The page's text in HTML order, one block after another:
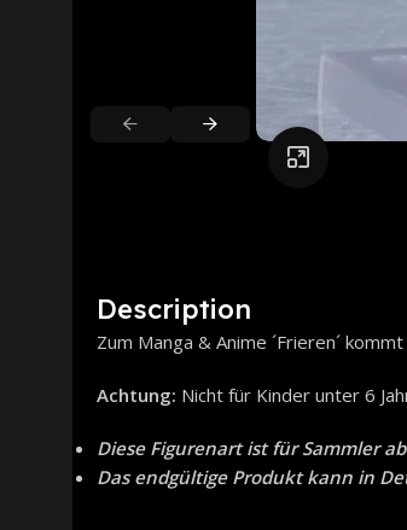
Description
Zum Manga & Anime ´Frieren´
Achtung: Nicht für Kinder unter 6
Diese Figurenart ist für Sammler
Das endgültige Produkt kann in